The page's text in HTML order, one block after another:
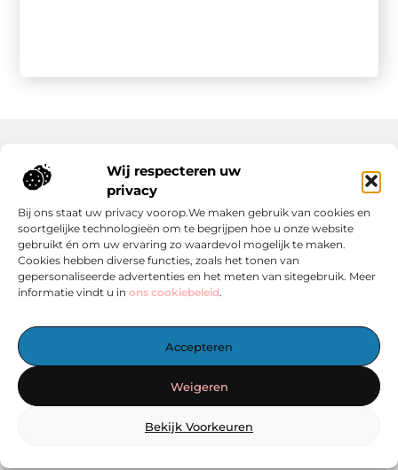
Wij respecteren uw
privacy
Bij ons staat uw privacy voorop.We maken gebruik van cookies en
soortgelijke technologieën om te begrijpen hoe u onze website
gebruikt én om uw ervaring zo waardevol mogelijk te maken.
Cookies hebben diverse functies, zoals het tonen van
gepersonaliseerde advertenties en het meten van sitegebruik. Meer
informatie vindt u in ons cookiebeleid.
Accepteren
Weigeren
Bekijk Voorkeuren
— Laat je inspireren door boeiende verhalen, handige tips en
informatieve artikelen – allemaal verzameld op één plek.
Start vandaag nog met ontdekken op linkzoekertje.nl!
Onze informatie